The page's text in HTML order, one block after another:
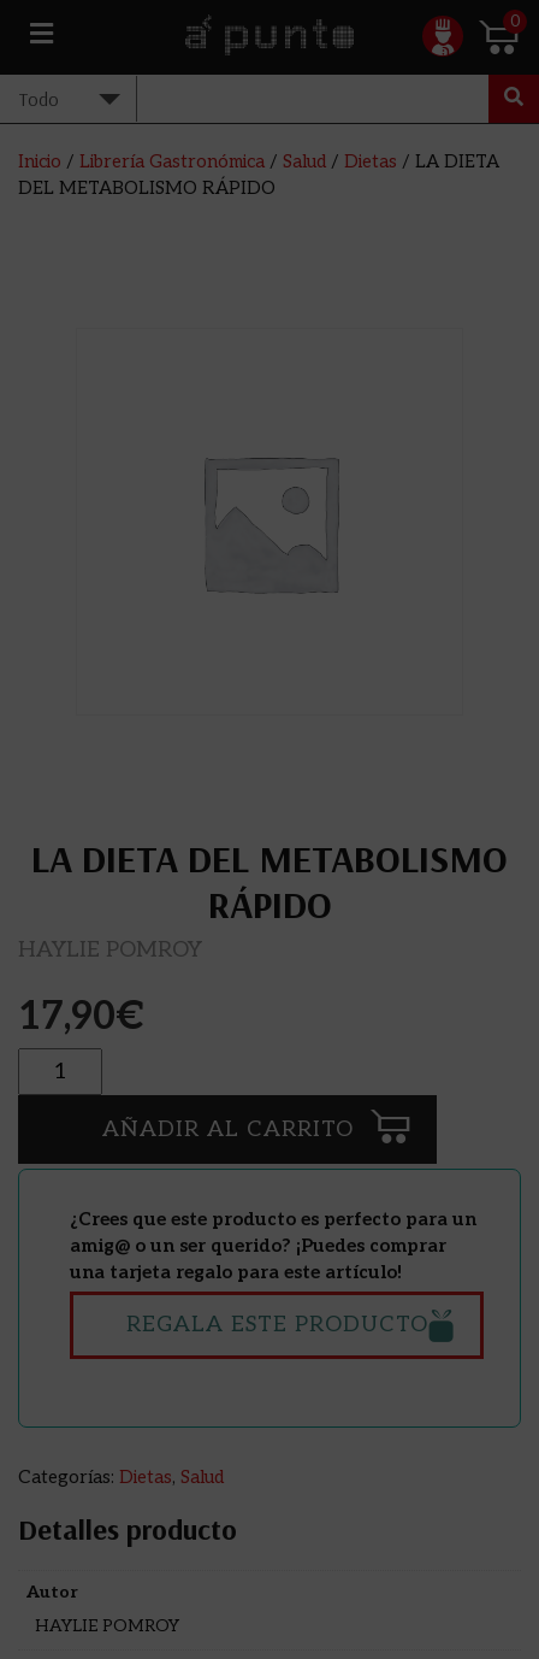
0
Inicio / Librería Gastronómica / Salud / Dietas / LA DIETA
DEL METABOLISMO RÁPIDO
LA DIETA DEL METABOLISMO
RÁPIDO
HAYLIE POMROY
17,90€
Cantidad
AÑADIR AL CARRITO
¿Crees que este producto es perfecto para un
amig@ o un ser querido? ¡Puedes comprar
una tarjeta regalo para este artículo!
REGALA ESTE PRODUCTO
Categorías: Dietas, Salud
Detalles producto
Autor
HAYLIE POMROY